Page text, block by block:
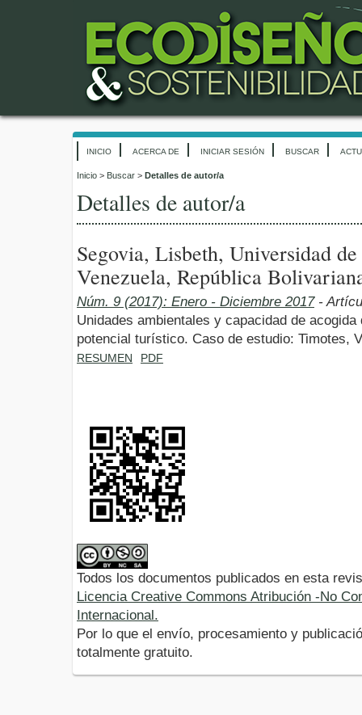
INICIO ACERCA DE INICIAR SESIÓN BUSCAR
Inicio > Buscar > Detalles de autor/a
Detalles de autor/a
Segovia, Lisbeth, Universidad
Venezuela, República
Núm. 9 (2017): Enero - Diciembre 2017-
Unidades ambientales y capacidad de
potencial turístico. Caso de estudio: Timotes,
RESUMEN PDF
Todos los documentos publicados en esta
Licencia Creative Commons Atribución -No
Internacional.
Por lo que el envío, procesamiento y
totalmente gratuito.